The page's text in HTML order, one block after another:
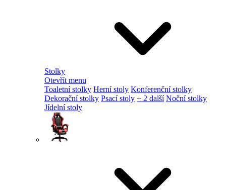
Stolky
Otevřít menu
Toaletní stolky Herní stoly Konferenční stolky
Dekorační stolky Psací stoly + 2 další Noční stolky
Jídelní stoly